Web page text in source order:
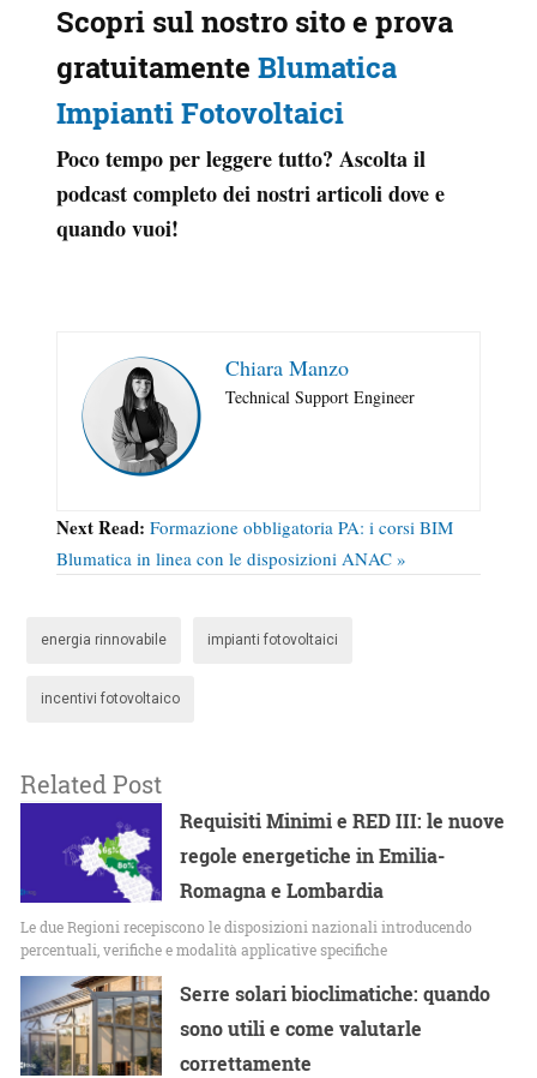
Scopri sul nostro sito e prova
gratuitamente Blumatica
Impianti Fotovoltaici
Poco tempo per leggere tutto? Ascolta il
podcast completo dei nostri articoli dove e
quando vuoi!
Chiara Manzo
Technical Support Engineer
Next Read: Formazione obbligatoria PA: i corsi BIM
Blumatica in linea con le disposizioni ANAC »
energia rinnovabile impianti fotovoltaici
incentivi fotovoltaico
Related Post
Requisiti Minimi e RED III: le nuove
regole energetiche in Emilia-
Romagna e Lombardia
Le due Regioni recepiscono le disposizioni nazionali introducendo
percentuali, verifiche e modalità applicative specifiche
Serre solari bioclimatiche: quando
sono utili e come valutarle
correttamente